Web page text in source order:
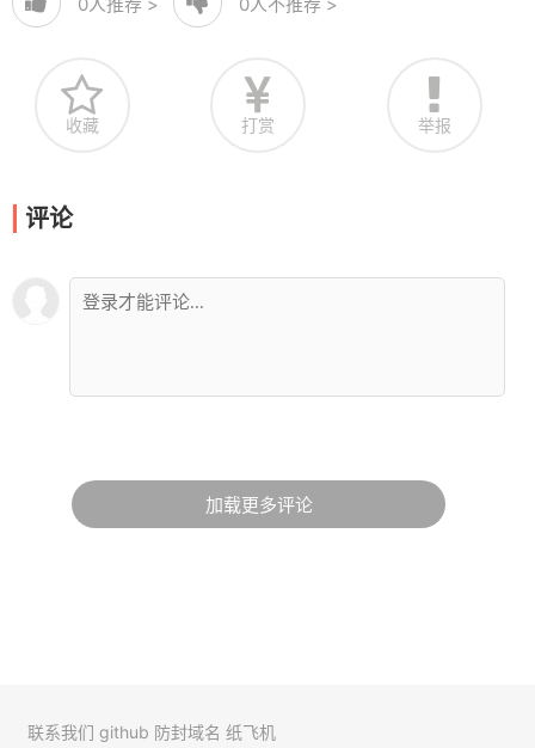
收藏 打赏 举报
评论
加载更多评论
联系我们 github 防封域名 纸飞机